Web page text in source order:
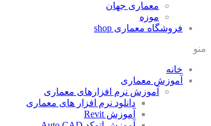
معماری جهان
موزه
فروشگاه معماری shop
منو
خانه
آموزش معماری
آموزش نرم افزارهای معماری
دانلود نرم افزار های معماری
آموزش Revit